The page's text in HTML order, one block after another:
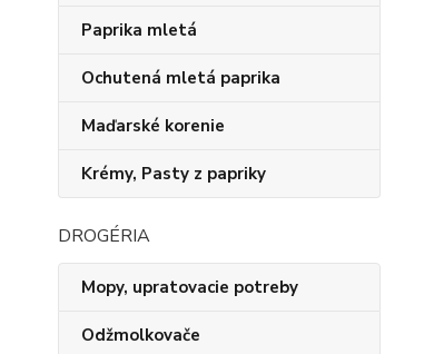
Paprika mletá
Ochutená mletá paprika
Maďarské korenie
Krémy, Pasty z papriky
DROGÉRIA
Mopy, upratovacie potreby
Odžmolkovače